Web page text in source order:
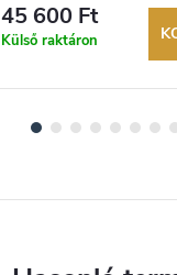
45 600 Ft
Külső raktáron